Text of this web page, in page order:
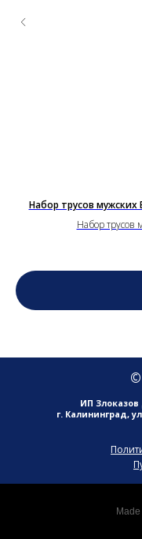
Набор трусов
Набор трусов
ИП Злоказов
г. Калининград,